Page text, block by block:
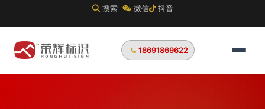
搜索 微信 抖音
18691869622